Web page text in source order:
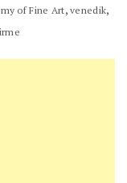
of Fine Art,venedik,